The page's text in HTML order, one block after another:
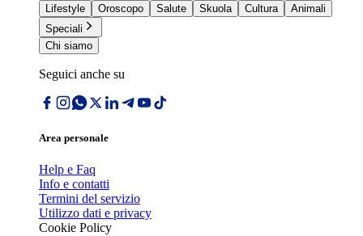
Lifestyle
Oroscopo Salute Skuola Cultura
Animali
Speciali
Chi siamo
Seguici anche su
Area personale
Help e Faq
Info e contatti
Termini del servizio
Utilizzo dati e privacy
Cookie Policy